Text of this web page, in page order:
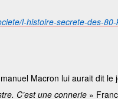
l-histoire-secrete-des-
Macron lui aurait dit
C’est une connerie »